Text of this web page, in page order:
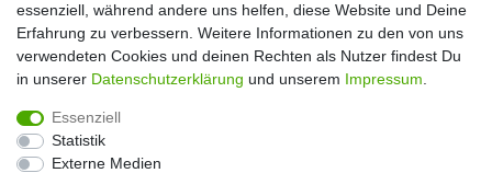
Widerrufs­recht
essenziell, während andere uns helfen, diese Website und Deine
Erfahrung zu verbessern. Weitere Informationen zu den von uns
verwendeten Cookies und deinen Rechten als Nutzer findest Du
in unserer Daten­schutz­erklärung und unserem Impressum
Essenziell
Statistik
Externe Medien